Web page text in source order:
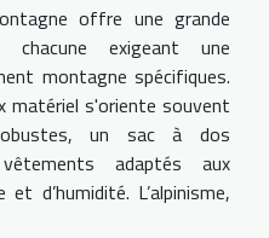
offre une grande
exigeant une
montagne spécifiques.
matériel s'oriente souvent
un sac à dos
adaptés aux
d’humidité. L’alpinisme,